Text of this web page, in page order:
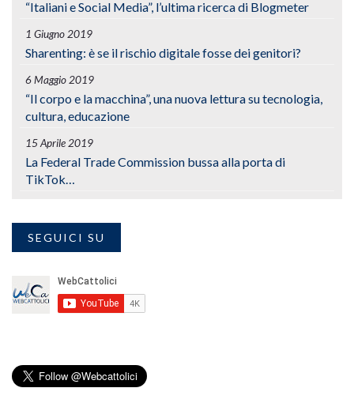
“Italiani e Social Media”, l’ultima ricerca di Blogmeter
1 Giugno 2019
Sharenting: è se il rischio digitale fosse dei genitori?
6 Maggio 2019
“Il corpo e la macchina”, una nuova lettura su tecnologia,
cultura, educazione
15 Aprile 2019
La Federal Trade Commission bussa alla porta di
TikTok…
SEGUICI SU